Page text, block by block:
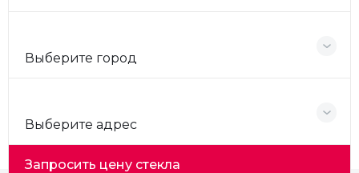
Выберите город
Выберите адрес
Запросить цену стекла